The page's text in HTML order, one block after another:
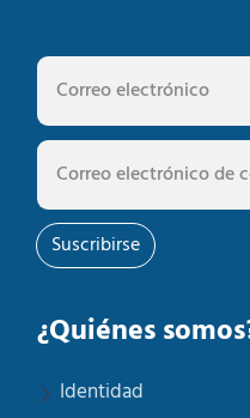
Suscribirse
¿Quiénes
Identidad